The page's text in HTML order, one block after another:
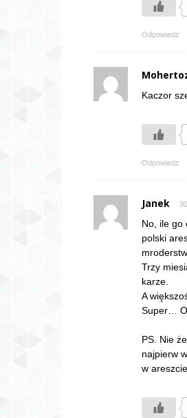
Odpowiedz
Kaczor
Odpowiedz
Janek
No, ile go
polski
Trzy
karze.
A
Super…
PS. Nie
najpierw
w